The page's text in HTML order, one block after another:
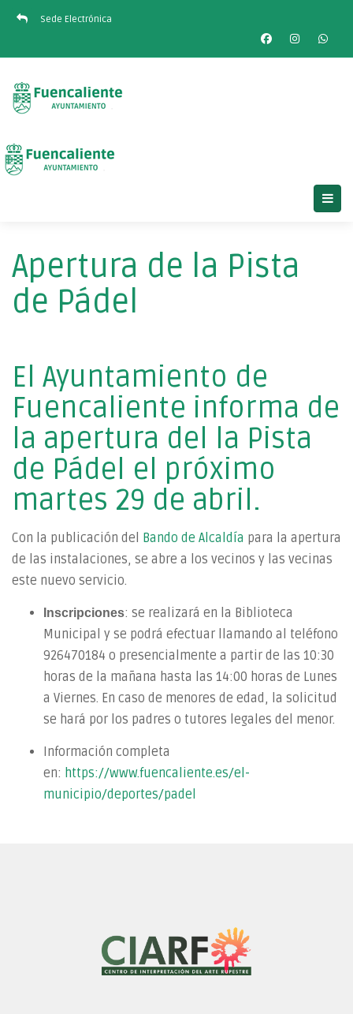
Sede Electrónica
Apertura de la Pista
de Pádel
El Ayuntamiento de
Fuencaliente informa de
la apertura del la Pista
de Pádel el próximo
martes 29 de abril.
Con la publicación del Bando de Alcaldía para la apertura
de las instalaciones, se abre a los vecinos y las vecinas
este nuevo servicio.
Inscripciones: se realizará en la Biblioteca
Municipal y se podrá efectuar llamando al teléfono
926470184 o presencialmente a partir de las 10:30
horas de la mañana hasta las 14:00 horas de Lunes
a Viernes. En caso de menores de edad, la solicitud
se hará por los padres o tutores legales del menor.
Información completa
en: https://www.fuencaliente.es/el-
municipio/deportes/padel